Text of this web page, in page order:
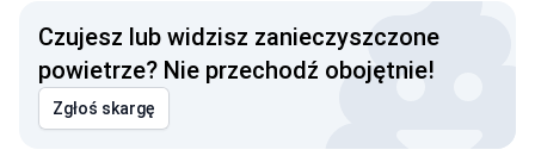
Czujesz lub widzisz zanieczyszczone
powietrze? Nie przechodź obojętnie!
Zgłoś skargę